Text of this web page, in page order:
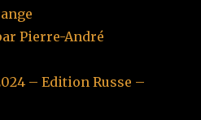
Pierre-André
– Edition Russe –